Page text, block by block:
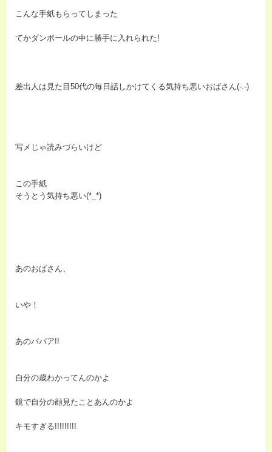
こんな手紙もらってしまった
てかダンボールの中に勝手に入れられた!
差出人は見た目50代の毎日話しかけてくる気持ち悪いおばさん(-.-)
写メじゃ読みづらいけど
この手紙
そうとう気持ち悪い(*_*)
あのおばさん、
いや！
あのババア!!
自分の歳わかってんのかよ
鏡で自分の顔見たことあんのかよ
キモすぎる!!!!!!!!!